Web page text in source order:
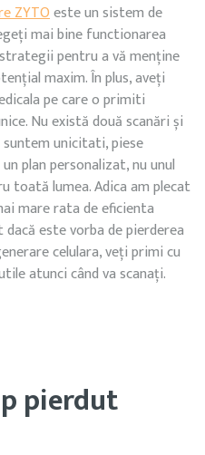
ZYTOeste un sistem de
mai bine functionarea
pentru a vă menține
maxim. În plus, aveți
pe care o primiti
Nu există două scanări și
unicitati, piese
plan personalizat, nu unul
toată lumea. Adica am plecat
mare rata de eficienta
este vorba de pierderea
celulara, veți primi cu
atunci când va scanați.
pierdut